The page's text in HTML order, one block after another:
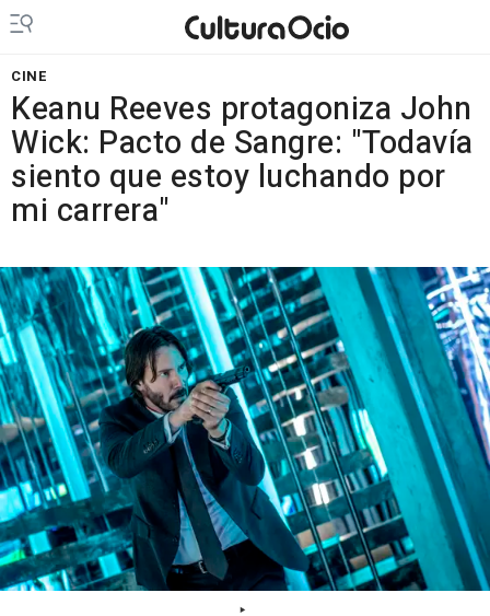
CINE
Keanu Reeves protagoniza John
Wick: Pacto de Sangre: "Todavía
siento que estoy luchando por
mi carrera"